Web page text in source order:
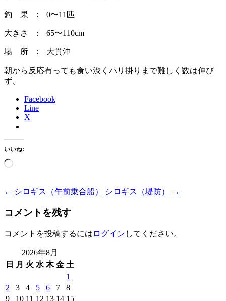
釣 果 : 0〜11匹
大きさ : 65〜110cm
場 所 : 大貫沖
朝から反応有っても食い渋くハリ掛りまで難しく数は伸び
ず、
Facebook
Line
X
いいね:
読
み
Post
navigation
← シロギス（午前乗合船） シロギス（堤防） →
コメントを残す
コメントを投稿するには ログイン してください。
2026年8月
日
月 火 水 木 金 土
1
2
3 4 5 6 7
8
9
10 11 12 13 14 15